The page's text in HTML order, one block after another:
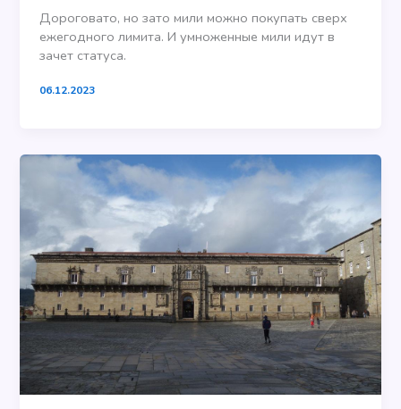
Дороговато, но зато мили можно покупать сверх
ежегодного лимита. И умноженные мили идут в
зачет статуса.
06.12.2023